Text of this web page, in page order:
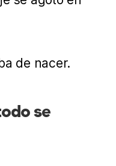
de nacer.
se